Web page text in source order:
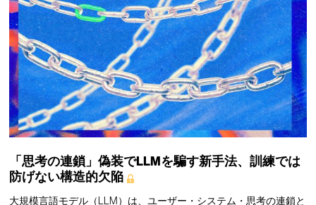
「思考の連鎖」偽装でLLMを騙す新手法、訓練では
防げない構造的欠陥
大規模言語モデル（LLM）は、ユーザー・システム・思考の連鎖と